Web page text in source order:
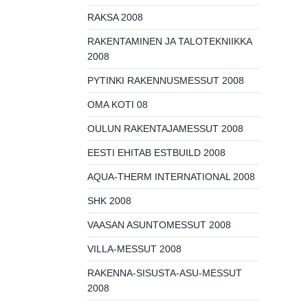
RAKSA 2008
RAKENTAMINEN JA TALOTEKNIIKKA
2008
PYTINKI RAKENNUSMESSUT 2008
OMA KOTI 08
OULUN RAKENTAJAMESSUT 2008
EESTI EHITAB ESTBUILD 2008
AQUA-THERM INTERNATIONAL 2008
SHK 2008
VAASAN ASUNTOMESSUT 2008
VILLA-MESSUT 2008
RAKENNA-SISUSTA-ASU-MESSUT
2008